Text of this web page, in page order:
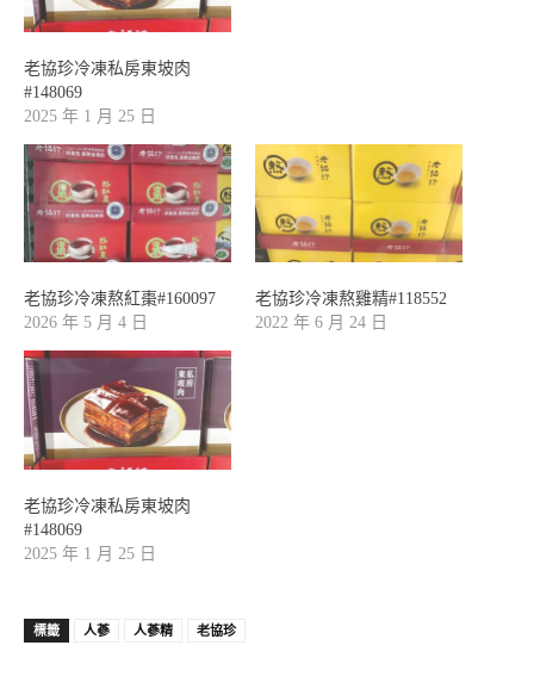
老協珍冷凍私房東坡肉
#148069
2025 年 1 月 25 日
老協珍冷凍熬紅棗#160097
2026 年 5 月 4 日
老協珍冷凍熬雞精#118552
2022 年 6 月 24 日
老協珍冷凍私房東坡肉
#148069
2025 年 1 月 25 日
標籤 人蔘 人蔘精 老協珍